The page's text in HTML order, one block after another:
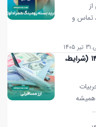
تماس و
31 تیر 1405
راهنمای جامع دریافت ارز مسافرتی ۱۴۰۵ (شرایط،
همیشه